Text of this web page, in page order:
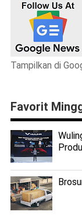
Tampilkan di
Favorit